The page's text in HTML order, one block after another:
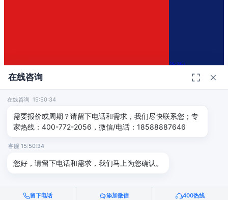
400-772-2056
咨询
免费咨询方案
在线咨询
在线咨询 15:50:34
需要报价或周期？请留下电话和需求，我们尽快联系您；专
家热线：400-772-2056，微信/电话：18588887646
客服 15:50:34
您好，请留下电话和需求，我们马上为您确认。
留下电话 添加微信 400热线